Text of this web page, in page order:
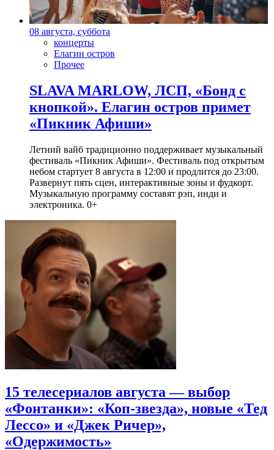
08 августа, суббота
концерты
Елагин остров
Прочее
SLAVA MARLOW, ЛСП, «Бонд с
кнопкой». Елагин остров примет
«Пикник Афиши»
Летний вайб традиционно поддерживает музыкальный
фестиваль «Пикник Афиши». Фестиваль под открытым
небом стартует 8 августа в 12:00 и продлится до 23:00.
Развернут пять сцен, интерактивные зоны и фудкорт.
Музыкальную программу составят рэп, инди и
электроника. 0+
15 телесериалов августа — выбор
«Фонтанки»: «Коп-звезда», новые «Тед
Лессо» и «Джек Ричер»,
«Одержимость»